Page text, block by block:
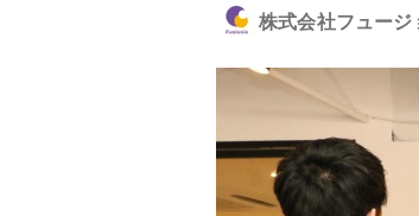
株式会社フュージ